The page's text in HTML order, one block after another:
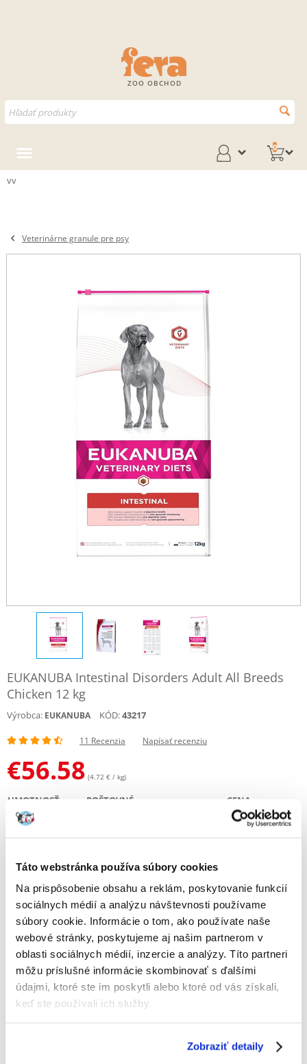
Táto webstránka používa súbory cookies
Na prispôsobenie obsahu a reklám, poskytovanie funkcií
sociálnych médií a analýzu návštevnosti používame
súbory cookie. Informácie o tom, ako používate naše
webové stránky, poskytujeme aj našim partnerom v
oblasti sociálnych médií, inzercie a analýzy. Títo partneri
môžu príslušné informácie skombinovať s ďalšími
údajmi, ktoré ste im poskytli alebo ktoré od vás získali,
keď ste používali ich služby.
Zobraziť detaily
ZOO OBCHOD
0
vv
Veterinárne granule pre psy
EUKANUBA Intestinal Disorders Adult All Breeds
Chicken 12 kg
Výrobca: EUKANUBA KÓD:43217
11 Recenzia Napísať recenziu
€56.58 (4.72 € / kg)
HMOTNOSŤ POŠTOVNÉ CENA
5 KG 27.57 €
12 KG DOPRAVA ZADARMO
ODOSIELAME DO 48HODÍN
Fotky našich zákazníkov
Pozri ďalšie fotografie
11 RECENZIA
4.5 z 5